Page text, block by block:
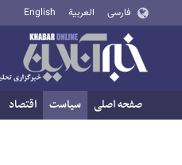
فارسی العربية English
صفحه اصلی سیاست اقتصاد